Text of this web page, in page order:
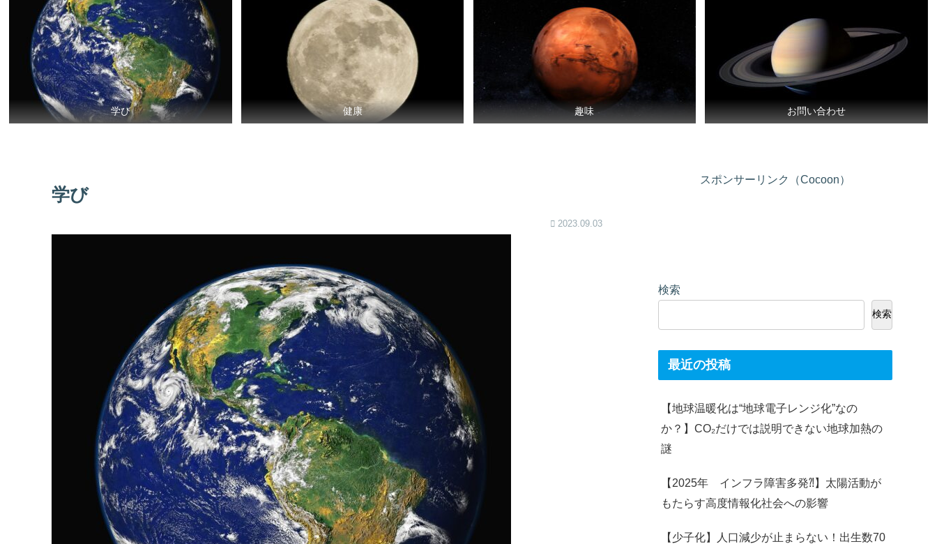
学び 健康 趣味 お問い合わせ
学び
2023.09.03
スポンサーリンク（Cocoon）
検索
検索
最近の投稿
【地球温暖化は“地球電子レンジ化”なの
か？】CO₂だけでは説明できない地球加熱の
謎
【2025年 インフラ障害多発⁈】太陽活動が
もたらす高度情報化社会への影響
【少子化】人口減少が止まらない！出生数70